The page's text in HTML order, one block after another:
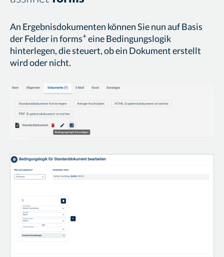
An Ergebnisdokumenten können Sie nun auf Basis
der Felder in forms+eine Bedingungslogik
hinterlegen, die steuert, ob ein Dokument erstellt
wird oder nicht.